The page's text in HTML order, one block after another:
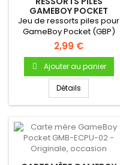
GAMEBOY POCKET
Jeu de ressorts piles pour
GameBoy Pocket (GBP)
2,99 €
Ajouter au panier
Détails